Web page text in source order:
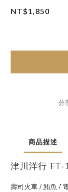
NT$1,850
分
商品描述
津川洋行
壽司火車 / 鮪魚 /